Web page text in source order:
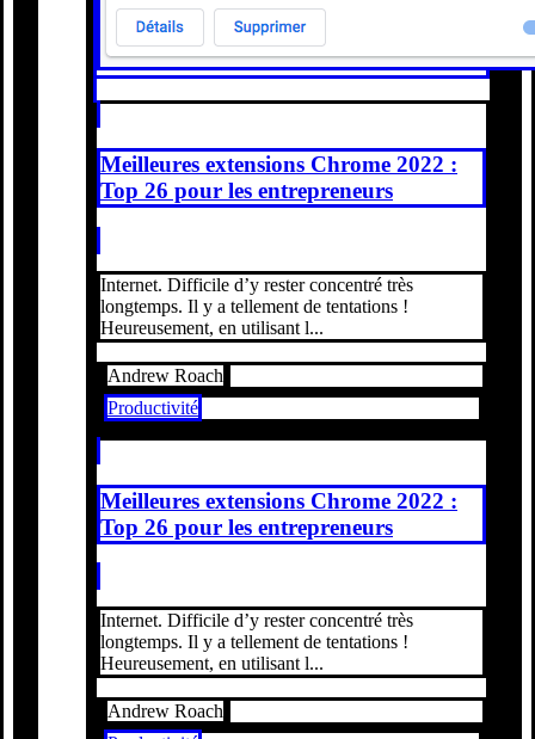
Meilleures extensions Chrome 2022 :
Top 26 pour les entrepreneurs
Internet. Difficile d’y rester concentré très
longtemps. Il y a tellement de tentations !
Heureusement, en utilisant l...
Andrew Roach
Productivité
Meilleures extensions Chrome 2022 :
Top 26 pour les entrepreneurs
Internet. Difficile d’y rester concentré très
longtemps. Il y a tellement de tentations !
Heureusement, en utilisant l...
Andrew Roach